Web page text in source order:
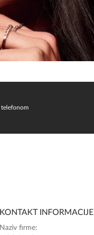
KONTAKT INFORMACIJE
Naziv firme:
da Vam pomognem da